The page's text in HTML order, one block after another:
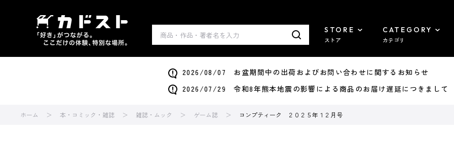
STORE
ストア
CATEGORY
カテゴリ
2026/08/07 お盆期間中の出荷およびお問い合わせに関するお知らせ
2026/07/29 令和8年熊本地震の影響による商品のお届け遅延につきまして
ホーム 本・コミック・雑誌 雑誌・ムック ゲーム誌 コンプティーク ２０２５年１２月号